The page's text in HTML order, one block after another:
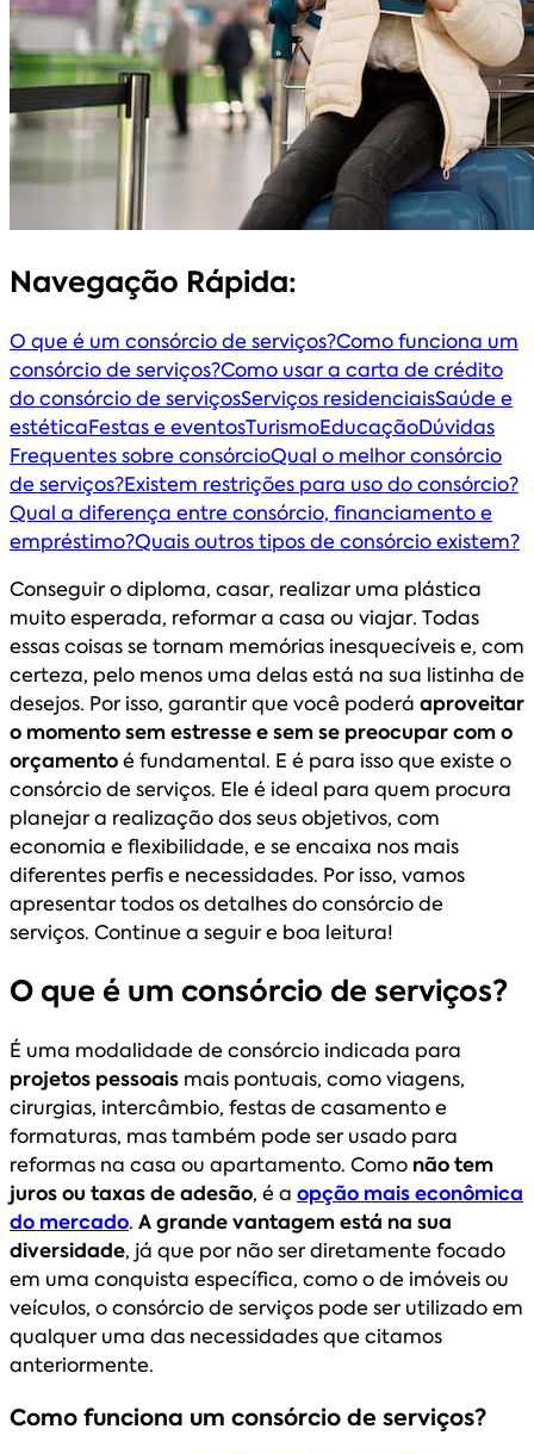
Navegação Rápida:
O que é um consórcio de serviços?Como funciona um
consórcio de serviços?Como usar a carta de crédito
do consórcio de serviçosServiços residenciaisSaúde e
estéticaFestas e eventosTurismoEducaçãoDúvidas
Frequentes sobre consórcioQual o melhor consórcio
de serviços?Existem restrições para uso do consórcio?
Qual a diferença entre consórcio, financiamento e
empréstimo?Quais outros tipos de consórcio existem?
Conseguir o diploma, casar, realizar uma plástica
muito esperada, reformar a casa ou viajar. Todas
essas coisas se tornam memórias inesquecíveis e, com
certeza, pelo menos uma delas está na sua listinha de
desejos. Por isso, garantir que você poderá aproveitar
o momento sem estresse e sem se preocupar com o
orçamentoé fundamental. E é para isso que existe o
consórcio de serviços. Ele é ideal para quem procura
planejar a realização dos seus objetivos, com
economia e flexibilidade, e se encaixa nos mais
diferentes perfis e necessidades. Por isso, vamos
apresentar todos os detalhes do consórcio de
serviços. Continue a seguir e boa leitura!
O que é um consórcio de serviços?
É uma modalidade de consórcio indicada para
projetos pessoais mais pontuais, como viagens,
cirurgias, intercâmbio, festas de casamento e
formaturas, mas também pode ser usado para
reformas na casa ou apartamento. Como não tem
juros ou taxas de adesão, é a opção mais econômica
do mercado. A grande vantagem está na sua
diversidade, já que por não ser diretamente focado
em uma conquista específica, como o de imóveis ou
veículos, o consórcio de serviços pode ser utilizado em
qualquer uma das necessidades que citamos
anteriormente.
Como funciona um consórcio de serviços?